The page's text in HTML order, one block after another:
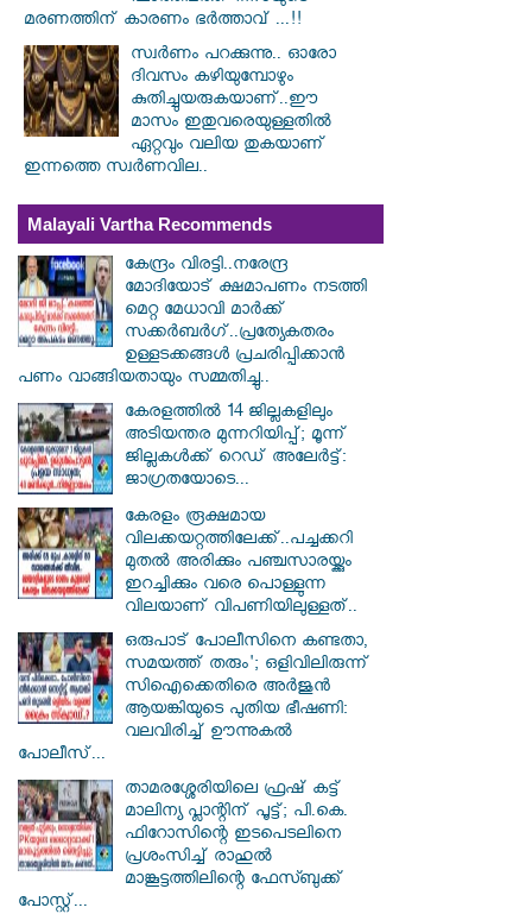
മരണത്തിന് കാരണം ഭർത്താവ് ...!!
സ്വര്‍ണം പറക്കുന്നു.. ഓരോ
ദിവസം കഴിയുമ്പോഴും
കുതിച്ചുയരുകയാണ്..ഈ
മാസം ഇതുവരെയുള്ളതിൽ
ഏറ്റവും വലിയ തുകയാണ്
ഇന്നത്തെ സ്വർണവില..
Malayali Vartha Recommends
കേന്ദ്രം വിരട്ടി..നരേന്ദ്ര
മോദിയോട് ക്ഷമാപണം നടത്തി
മെറ്റ മേധാവി മാർക്ക്
സക്കർബർ​ഗ്..പ്രത്യേകതരം
ഉള്ളടക്കങ്ങൾ പ്രചരിപ്പിക്കാൻ
പണം വാങ്ങിയതായും സമ്മതിച്ചു..
കേരളത്തിൽ 14 ജില്ലകളിലും
അടിയന്തര മുന്നറിയിപ്പ്; മൂന്ന്
ജില്ലകൾക്ക് റെഡ് അലേർട്ട്:
ജാഗ്രതയോടെ...
കേരളം രൂക്ഷമായ
വിലക്കയറ്റത്തിലേക്ക്..പച്ചക്കറി
മുതൽ അരിക്കും പഞ്ചസാരയ്ക്കും
ഇറച്ചിക്കും വരെ പൊള്ളുന്ന
വിലയാണ് വിപണിയിലുള്ളത്..
ഒരുപാട് പോലീസിനെ കണ്ടതാ,
സമയത്ത് തരും'; ഒളിവിലിരുന്ന്
സിഐക്കെതിരെ അർജുൻ
ആയങ്കിയുടെ പുതിയ ഭീഷണി:
വലവിരിച്ച് ഊന്നുകൽ
പോലീസ്...
താമരശ്ശേരിയിലെ ഫ്രഷ് കട്ട്
മാലിന്യ പ്ലാന്റിന് പൂട്ട്; പി.കെ.
ഫിറോസിന്റെ ഇടപെടലിനെ
പ്രശംസിച്ച് രാഹുൽ
മാങ്കൂട്ടത്തിലിന്റെ ഫേസ്ബുക്ക്
പോസ്റ്റ്...